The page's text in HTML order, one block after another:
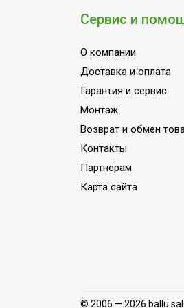
воздуха
Серия
Высота товара
Уровень шума
блока
Хладагент
Глубина товара
Сервис и
О компании
Доставка и оплата
Гарантия и сервис
Монтаж
Возврат и обмен
Контакты
Партнёрам
Карта сайта
© 2006 — 2026